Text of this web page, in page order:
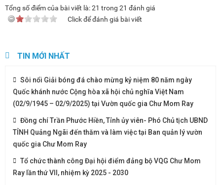
Tổng số điểm của bài viết là:21 trong 21 đánh giá
Click để đánh giá bài viết
TIN MỚI NHẤT
Sôi nổi Giải bóng đá chào mừng kỷ niệm 80 năm ngày
Quốc khánh nước Cộng hòa xã hội chủ nghĩa Việt Nam
(02/9/1945 – 02/9/2025) tại Vườn quốc gia Chư Mom Ray
Đồng chí Trần Phước Hiền, Tỉnh ủy viên- Phó Chủ tịch UBND
TỈNH Quảng Ngãi đến thăm và làm việc tại Ban quản lý vườn
quốc gia Chư Mom Ray
Tổ chức thành công Đại hội điểm đảng bộ VQG Chư Mom
Ray lần thứ VII, nhiệm kỳ 2025 - 2030